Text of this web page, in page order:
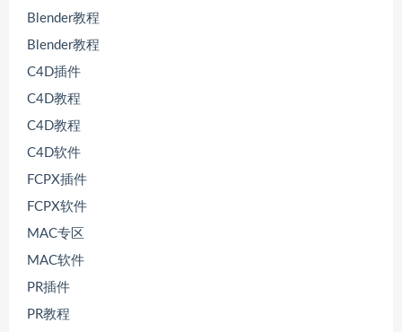
Blender教程
Blender教程
C4D插件
C4D教程
C4D教程
C4D软件
FCPX插件
FCPX软件
MAC专区
MAC软件
PR插件
PR教程